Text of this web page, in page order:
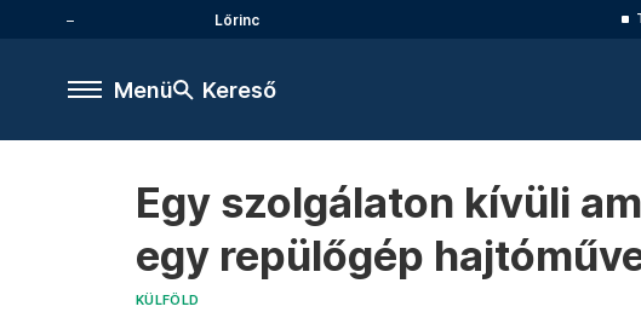
Lőrinc
Menü Kereső
Egy szolgálaton kívüli
egy repülőgép
KÜLFÖLD